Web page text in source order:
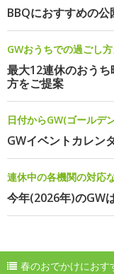
BBQにおすすめの公
GWおうちでの過ごし
最大12連休のおう
方をご提案
日付からGW(ゴールデ
GWイベントカレン
連休中の各機関の対応
今年(2026年)のGW
春のおでかけにおす